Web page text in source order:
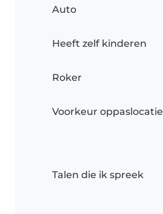
Auto
Heeft zelf kinderen
Roker
Voorkeur oppaslocatie
Talen die ik spreek